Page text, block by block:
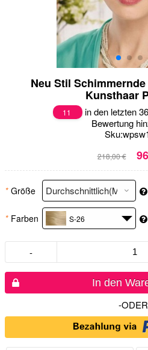
Neu Stil
Kunsthaar
11
in den letzten
Bewertung
Sku:
218,00 €
* Größe
* Farben S-26
-
In den
-